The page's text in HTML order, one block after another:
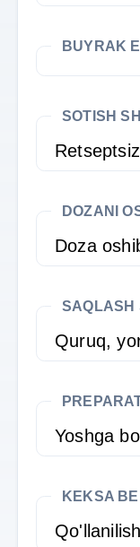
BUYRAK
SOTISH
DOZANI
Doza
SAQLASH
Quruq,
Yoshga
KEKSA